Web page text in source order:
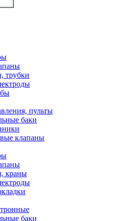
трубки
пульты
баки
клапаны
краны
баки